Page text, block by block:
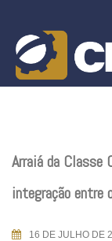
content
Arraiá da Classe
integração entre
16 DE JULHO DE